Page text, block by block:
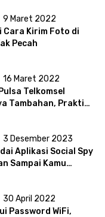
9 Maret 2022
Cara Kirim Foto di
Pecah
16 Maret 2022
Telkomsel
Tambahan, Praktis
3 Desember 2023
Aplikasi Social Spy
Sampai Kamu
30 April 2022
Password WiFi,